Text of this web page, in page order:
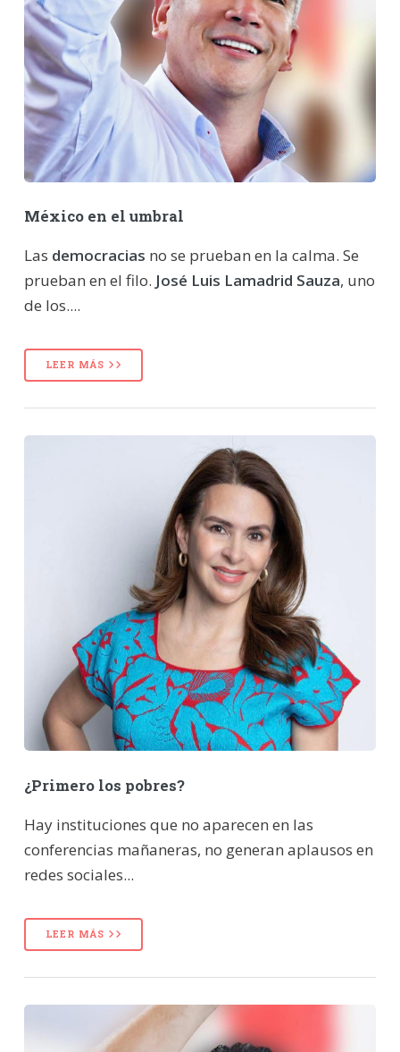
México en el umbral
Las democracias no se prueban en la calma. Se
prueban en el filo. José Luis Lamadrid Sauza, uno
de los....
LEER MÁS
¿Primero los pobres?
Hay instituciones que no aparecen en las
conferencias mañaneras, no generan aplausos en
redes sociales...
LEER MÁS